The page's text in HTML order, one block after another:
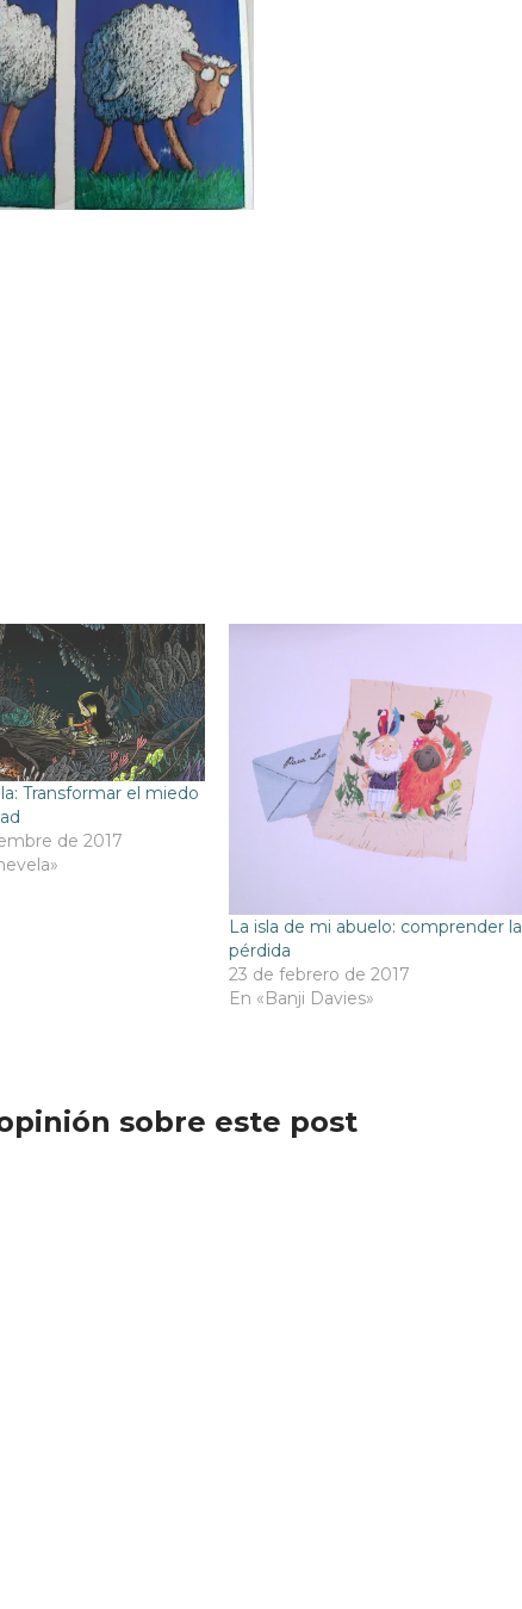
Transformar el miedo
de 2017
La isla de mi abuelo: comprender la
pérdida
23 de febrero de 2017
En «Banji Davies»
sobre este post